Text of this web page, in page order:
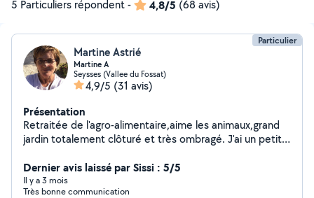
5 Particuliers répondent- 4,8/5 (68 avis)
Particulier
Martine Astrié
Martine A
Seysses (Vallee du Fossat)
4,9/5 (31 avis)
Présentation
Retraitée de l'agro-alimentaire,aime les animaux,grand
jardin totalement clôturé et très ombragé. J'ai un petit
animaux Câlins, affection et attention à tous mes petits
pensionnaires. Et mamie d'un adorable petit Marcel
Dernier avis laissé par Sissi : 5/5
Il y a 3 mois
Très bonne communication